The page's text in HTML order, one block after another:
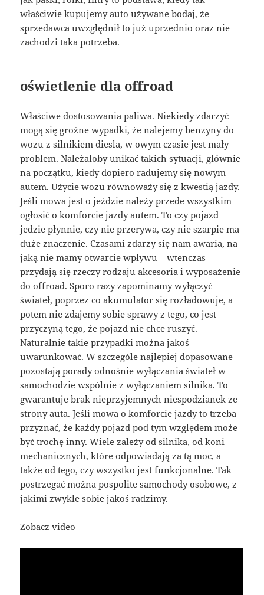
właściwie kupujemy auto używane bodaj, że
sprzedawca uwzględnił to już uprzednio oraz nie
zachodzi taka potrzeba.
oświetlenie dla offroad
Właściwe dostosowania paliwa. Niekiedy zdarzyć
mogą się groźne wypadki, że nalejemy benzyny do
wozu z silnikiem diesla, w owym czasie jest mały
problem. Należałoby unikać takich sytuacji, głównie
na początku, kiedy dopiero radujemy się nowym
autem. Użycie wozu równoważy się z kwestią jazdy.
Jeśli mowa jest o jeździe należy przede wszystkim
ogłosić o komforcie jazdy autem. To czy pojazd
jedzie płynnie, czy nie przerywa, czy nie szarpie ma
duże znaczenie. Czasami zdarzy się nam awaria, na
jaką nie mamy otwarcie wpływu – wtenczas
przydają się rzeczy rodzaju akcesoria i wyposażenie
do offroad. Sporo razy zapominamy wyłączyć
świateł, poprzez co akumulator się rozładowuje, a
potem nie zdajemy sobie sprawy z tego, co jest
przyczyną tego, że pojazd nie chce ruszyć.
Naturalnie takie przypadki można jakoś
uwarunkować. W szczególe najlepiej dopasowane
pozostają porady odnośnie wyłączania świateł w
samochodzie wspólnie z wyłączaniem silnika. To
gwarantuje brak nieprzyjemnych niespodzianek ze
strony auta. Jeśli mowa o komforcie jazdy to trzeba
przyznać, że każdy pojazd pod tym względem może
być trochę inny. Wiele zależy od silnika, od koni
mechanicznych, które odpowiadają za tą moc, a
także od tego, czy wszystko jest funkcjonalne. Tak
postrzegać można pospolite samochody osobowe, z
jakimi zwykle sobie jakoś radzimy.
Zobacz video